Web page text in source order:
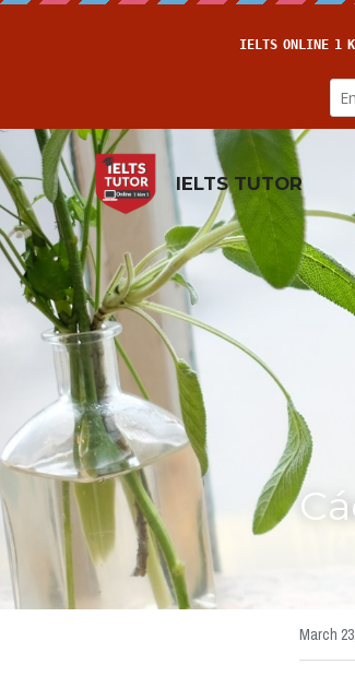
IELTS TUTOR
March